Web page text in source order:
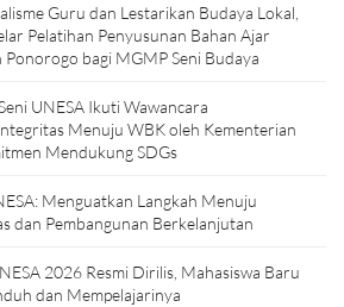
Guru dan Lestarikan Budaya Lokal,
Pelatihan Penyusunan Bahan Ajar
Ponorogo bagi MGMP Seni Budaya
UNESA Ikuti Wawancara
Menuju WBK oleh Kementerian
Mendukung SDGs
Menguatkan Langkah Menuju
dan Pembangunan Berkelanjutan
2026 Resmi Dirilis, Mahasiswa Baru
dan Mempelajarinya